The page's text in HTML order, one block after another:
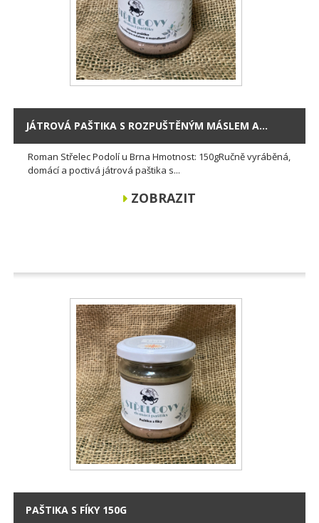
JÁTROVÁ PAŠTIKA S ROZPUŠTĚNÝM MÁSLEM A...
Roman Střelec Podolí u Brna Hmotnost: 150gRučně vyráběná,
domácí a poctivá játrová paštika s...
ZOBRAZIT
PAŠTIKA S FÍKY 150G